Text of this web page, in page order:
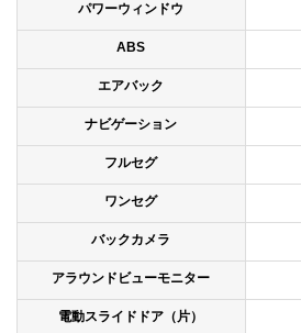
パワーウィンドウ
ABS
エアバック
ナビゲーション
フルセグ
ワンセグ
バックカメラ
アラウンドビューモニター
電動スライドドア（片）